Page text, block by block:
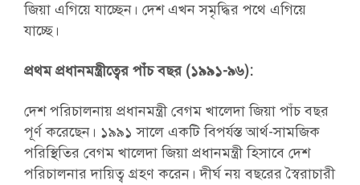
জিয়া এগিয়ে যাচ্ছেন। দেশ এখন সমৃদ্ধির পথে এগিয়ে
যাচ্ছে।
প্রথম প্রধানমন্ত্রীত্বের পাঁচ বছর (১৯৯১-৯৬):
দেশ পরিচালনায় প্রধানমন্ত্রী বেগম খালেদা জিয়া পাঁচ বছর
পূর্ণ করেছেন। ১৯৯১ সালে একটি বিপর্যস্ত আর্থ-সামজিক
পরিস্থিতির বেগম খালেদা জিয়া প্রধানমন্ত্রী হিসাবে দেশ
পরিচালনার দায়িত্ব গ্রহণ করেন। দীর্ঘ নয় বছরের স্বৈরাচারী